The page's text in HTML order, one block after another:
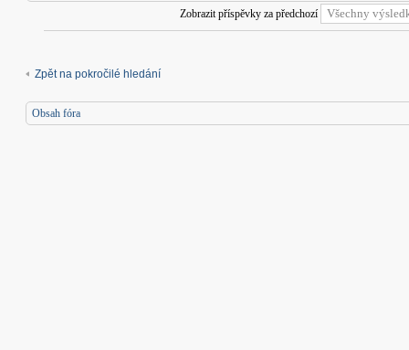
Zobrazit příspěvky za předchozí
Zpět na pokročilé hledání
Obsah fóra